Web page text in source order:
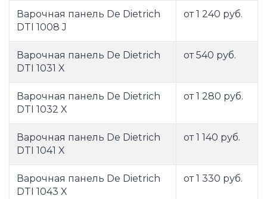
Варочная панель De Dietrich
DTI 1008 J
от 1 240 руб.
Варочная панель De Dietrich
DTI 1031 X
от 540 руб.
Варочная панель De Dietrich
DTI 1032 X
от 1 280 руб.
Варочная панель De Dietrich
DTI 1041 X
от 1 140 руб.
Варочная панель De Dietrich
DTI 1043 X
от 1 330 руб.